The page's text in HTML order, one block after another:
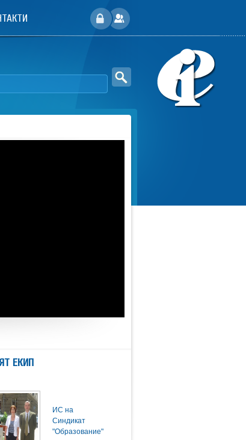
ЕКИП
ИС на
Синдикат
"Образование"